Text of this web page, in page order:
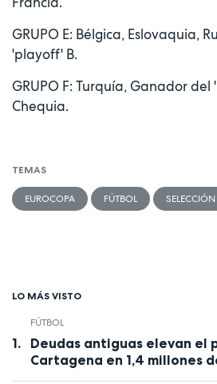
GRUPO E: Bélgica, Eslovaquia,
'playoff' B.
GRUPO F: Turquía, Ganador
Chequia.
TEMAS
EUROCOPA FÚTBOL
LO MÁS VISTO
FÚTBOL
Deudas antiguas elevan el
Cartagena en 1,4 millones